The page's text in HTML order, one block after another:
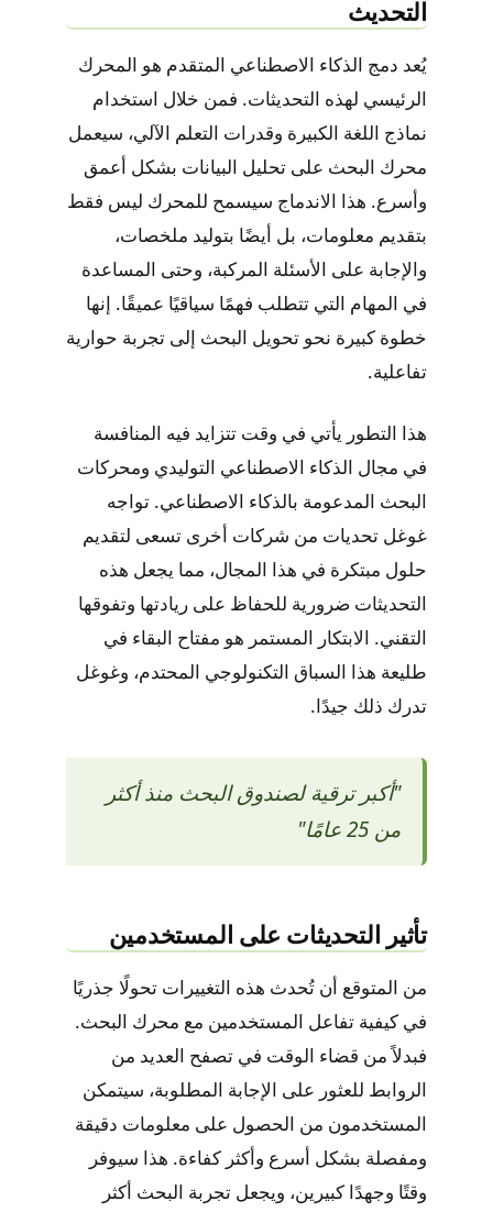
التحديث
يُعد دمج الذكاء الاصطناعي المتقدم هو المحرك
الرئيسي لهذه التحديثات. فمن خلال استخدام
نماذج اللغة الكبيرة وقدرات التعلم الآلي، سيعمل
محرك البحث على تحليل البيانات بشكل أعمق
وأسرع. هذا الاندماج سيسمح للمحرك ليس فقط
بتقديم معلومات، بل أيضًا بتوليد ملخصات،
والإجابة على الأسئلة المركبة، وحتى المساعدة
في المهام التي تتطلب فهمًا سياقيًا عميقًا. إنها
خطوة كبيرة نحو تحويل البحث إلى تجربة حوارية
تفاعلية.
هذا التطور يأتي في وقت تتزايد فيه المنافسة
في مجال الذكاء الاصطناعي التوليدي ومحركات
البحث المدعومة بالذكاء الاصطناعي. تواجه
غوغل تحديات من شركات أخرى تسعى لتقديم
حلول مبتكرة في هذا المجال، مما يجعل هذه
التحديثات ضرورية للحفاظ على ريادتها وتفوقها
التقني. الابتكار المستمر هو مفتاح البقاء في
طليعة هذا السباق التكنولوجي المحتدم، وغوغل
تدرك ذلك جيدًا.
"أكبر ترقية لصندوق البحث منذ أكثر
من 25 عامًا"
تأثير التحديثات على المستخدمين
من المتوقع أن تُحدث هذه التغييرات تحولًا جذريًا
في كيفية تفاعل المستخدمين مع محرك البحث.
فبدلاً من قضاء الوقت في تصفح العديد من
الروابط للعثور على الإجابة المطلوبة، سيتمكن
المستخدمون من الحصول على معلومات دقيقة
ومفصلة بشكل أسرع وأكثر كفاءة. هذا سيوفر
وقتًا وجهدًا كبيرين، ويجعل تجربة البحث أكثر